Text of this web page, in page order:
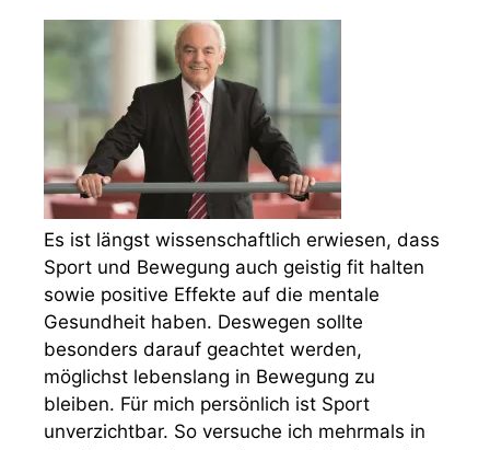
Es ist längst wissenschaftlich erwiesen, dass
Sport und Bewegung auch geistig fit halten
sowie positive Effekte auf die mentale
Gesundheit haben. Deswegen sollte
besonders darauf geachtet werden,
möglichst lebenslang in Bewegung zu
bleiben. Für mich persönlich ist Sport
unverzichtbar. So versuche ich mehrmals in